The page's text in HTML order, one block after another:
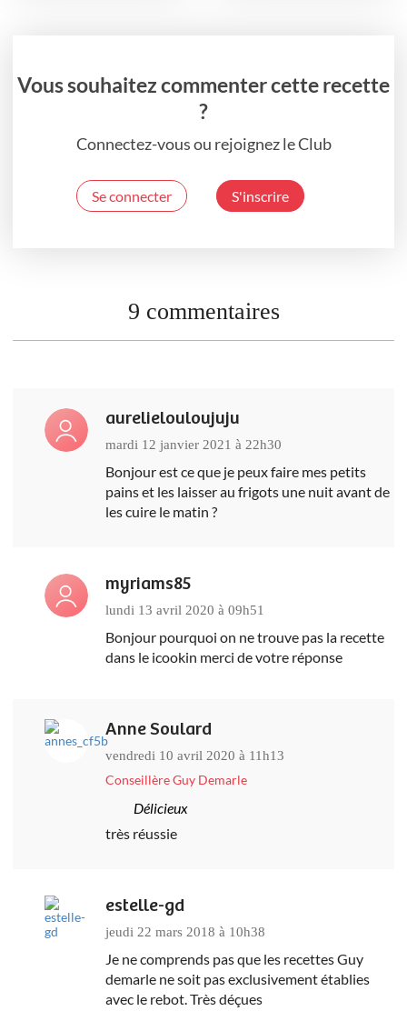
Vous souhaitez commenter cette recette
?
Connectez-vous ou rejoignez le Club
Se connecter S'inscrire
9 commentaires
aurelielouloujuju
mardi 12 janvier 2021 à 22h30
Bonjour est ce que je peux faire mes petits
pains et les laisser au frigots une nuit avant de
les cuire le matin ?
myriams85
lundi 13 avril 2020 à 09h51
Bonjour pourquoi on ne trouve pas la recette
dans le icookin merci de votre réponse
Anne Soulard
vendredi 10 avril 2020 à 11h13
Conseillère Guy Demarle
Délicieux
très réussie
estelle-gd
jeudi 22 mars 2018 à 10h38
Je ne comprends pas que les recettes Guy
demarle ne soit pas exclusivement établies
avec le rebot. Très déçues